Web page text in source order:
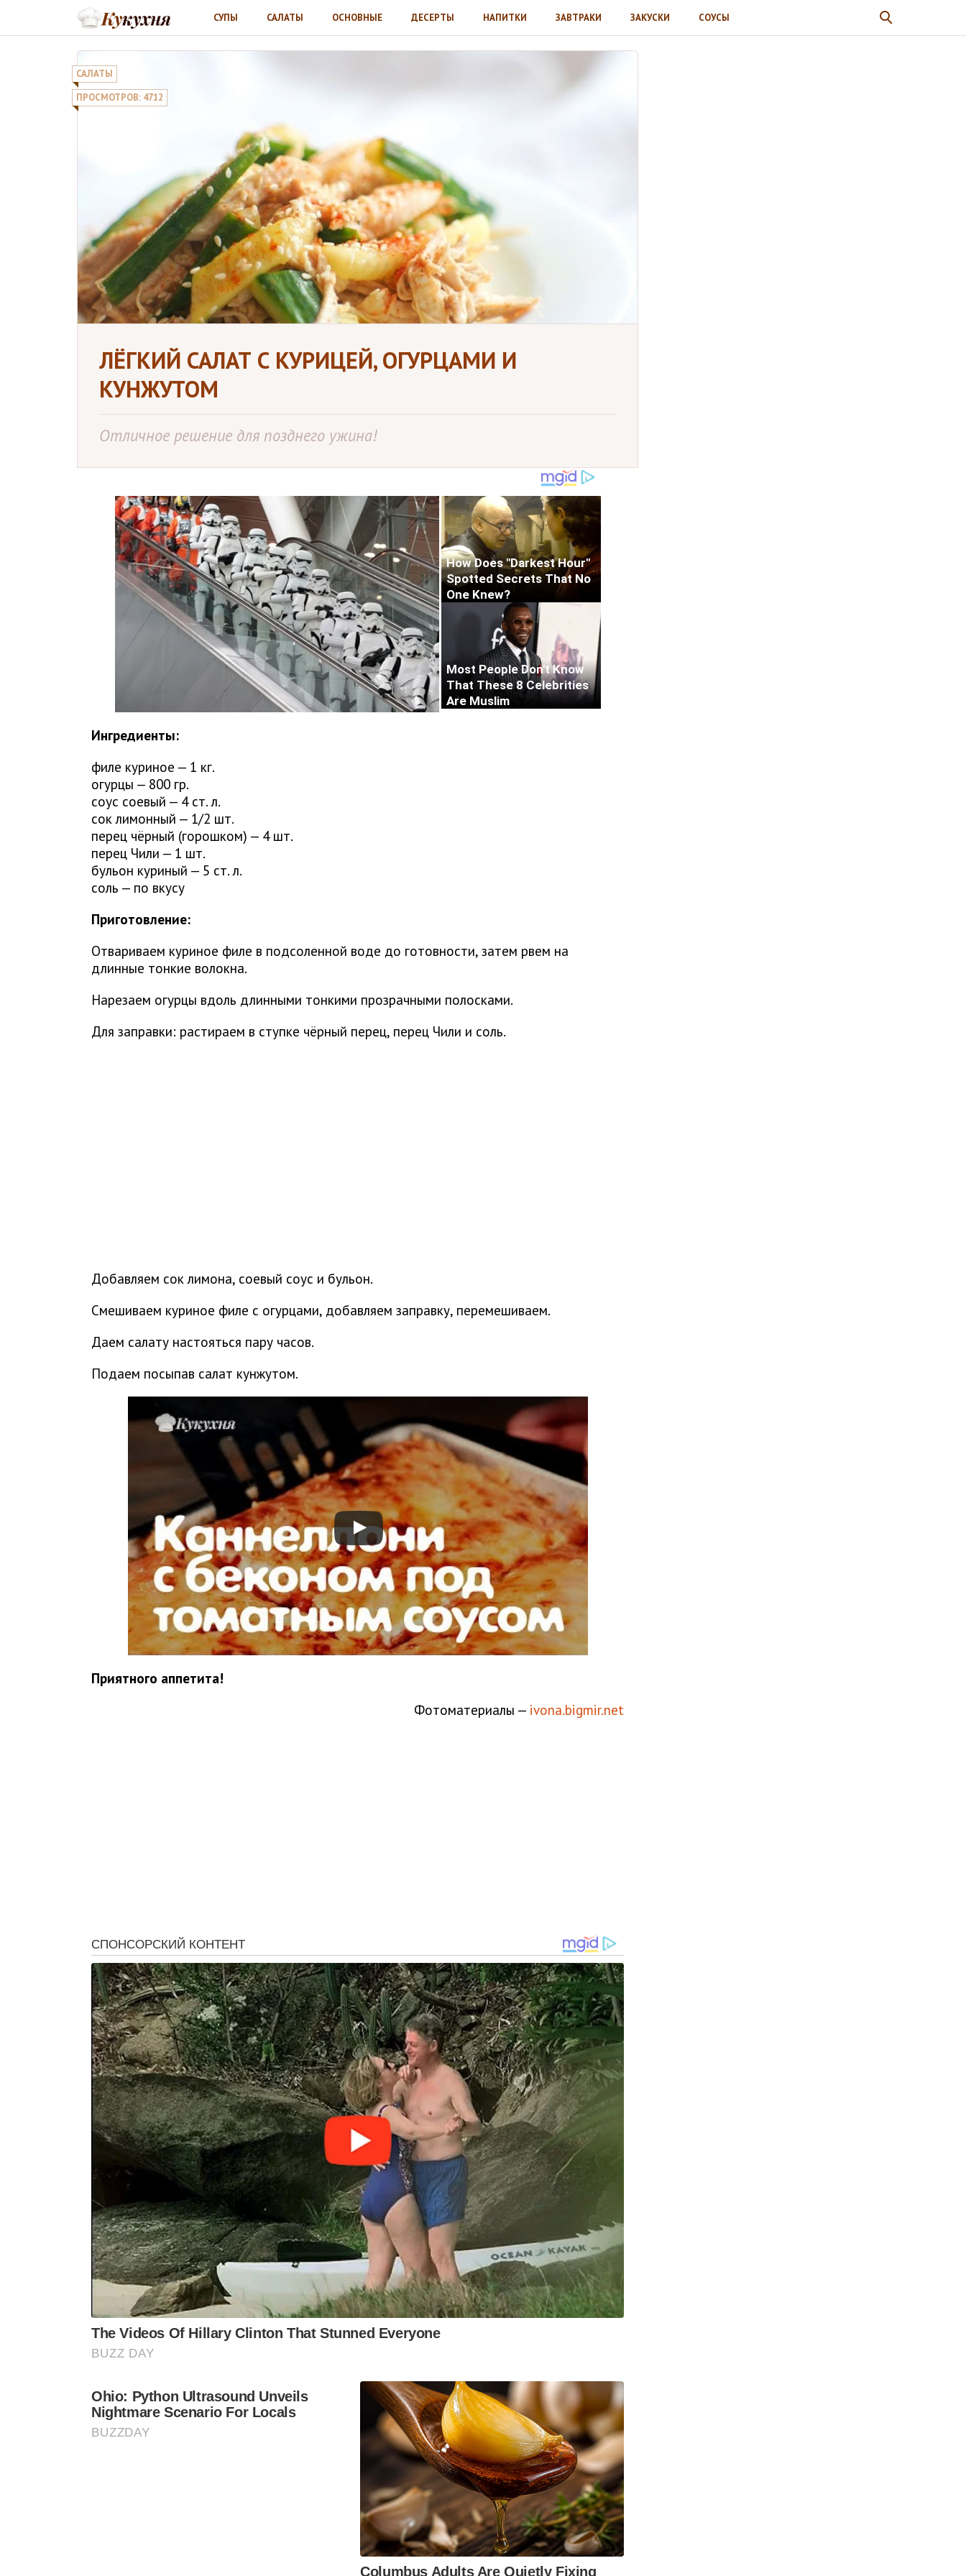
СУПЫ САЛАТЫ ОСНОВНЫЕ ДЕСЕРТЫ НАПИТКИ ЗАВТРАКИ ЗАКУСКИ СОУСЫ
САЛАТЫ
ПРОСМОТРОВ: 4712
ЛЁГКИЙ САЛАТ С КУРИЦЕЙ, ОГУРЦАМИ И
КУНЖУТОМ
Отличное решение для позднего ужина!
Ингредиенты:
филе куриное — 1 кг.
огурцы — 800 гр.
соус соевый — 4 ст. л.
сок лимонный — 1/2 шт.
перец чёрный (горошком) — 4 шт.
перец Чили — 1 шт.
бульон куриный — 5 ст. л.
соль — по вкусу
Приготовление:
Отвариваем куриное филе в подсоленной воде до готовности, затем рвем на
длинные тонкие волокна.
Нарезаем огурцы вдоль длинными тонкими прозрачными полосками.
Для заправки: растираем в ступке чёрный перец, перец Чили и соль.
Добавляем сок лимона, соевый соус и бульон.
Смешиваем куриное филе с огурцами, добавляем заправку, перемешиваем.
Даем салату настояться пару часов.
Подаем посыпав салат кунжутом.
Приятного аппетита!
Фотоматериалы — ivona.bigmir.net